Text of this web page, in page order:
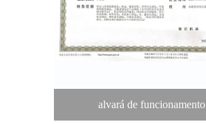
alvará de funcionamento